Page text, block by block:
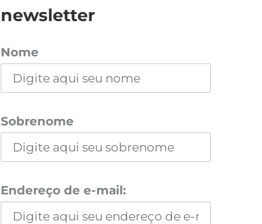
newsletter
Nome
Sobrenome
Endereço de e-mail: